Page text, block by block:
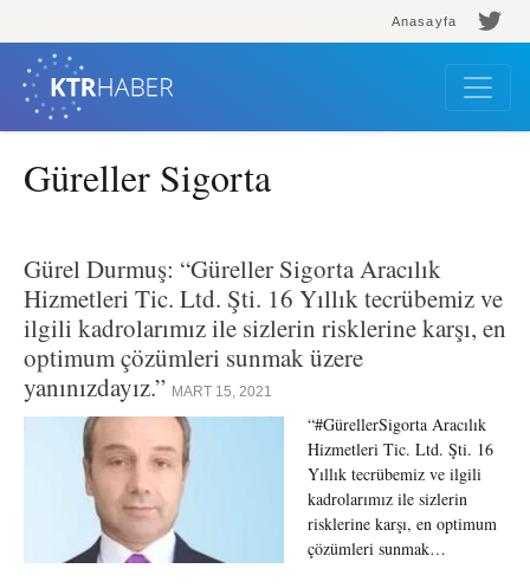
Anasayfa
Güreller Sigorta
Gürel Durmuş: “Güreller Sigorta Aracılık
Hizmetleri Tic. Ltd. Şti. 16 Yıllık tecrübemiz ve
ilgili kadrolarımız ile sizlerin risklerine karşı, en
optimum çözümleri sunmak üzere
yanınızdayız.” MART 15, 2021
“#GürellerSigorta Aracılık
Hizmetleri Tic. Ltd. Şti. 16
Yıllık tecrübemiz ve ilgili
kadrolarımız ile sizlerin
risklerine karşı, en optimum
çözümleri sunmak…